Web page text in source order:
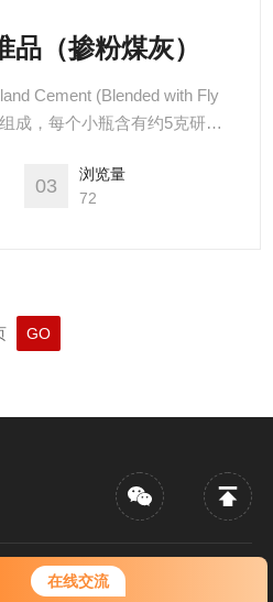
在线交流
好！欢迎前来咨询，很高兴为您
务，请问您要咨询什么问题呢？
（掺粉煤灰）
Cement (Blended with Fly
03
浏览量
72